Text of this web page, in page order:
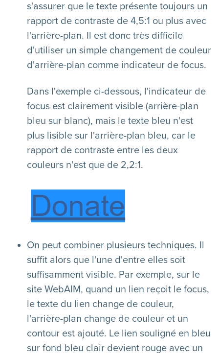
s'assurer que le texte présente toujours un
rapport de contraste de 4,5:1 ou plus avec
l'arrière-plan. Il est donc très difficile
d'utiliser un simple changement de couleur
d'arrière-plan comme indicateur de focus.
Dans l'exemple ci-dessous, l'indicateur de
focus est clairement visible (arrière-plan
bleu sur blanc), mais le texte bleu n'est
plus lisible sur l'arrière-plan bleu, car le
rapport de contraste entre les deux
couleurs n'est que de 2,2:1.
On peut combiner plusieurs techniques. Il
suffit alors que l'une d'entre elles soit
suffisamment visible. Par exemple, sur le
site WebAIM, quand un lien reçoit le focus,
le texte du lien change de couleur,
l'arrière-plan change de couleur et un
contour est ajouté. Le lien souligné en bleu
sur fond bleu clair devient rouge avec un